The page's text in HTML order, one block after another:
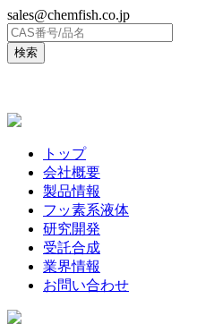
sales@chemfish.co.jp
トップ
会社概要
製品情報
フッ素系液体
研究開発
受託合成
業界情報
お問い合わせ